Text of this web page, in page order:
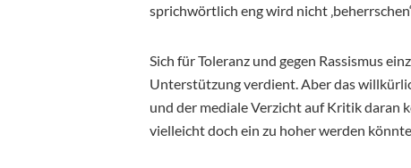
sprichwörtlich eng wird nicht
Sich für Toleranz und gegen Rassismus
Unterstützung verdient. Aber das
und der mediale Verzicht auf Kritik daran
vielleicht doch ein zu hoher werden